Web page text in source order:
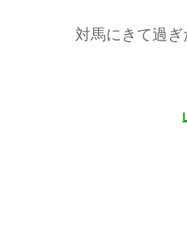
対馬にきて過